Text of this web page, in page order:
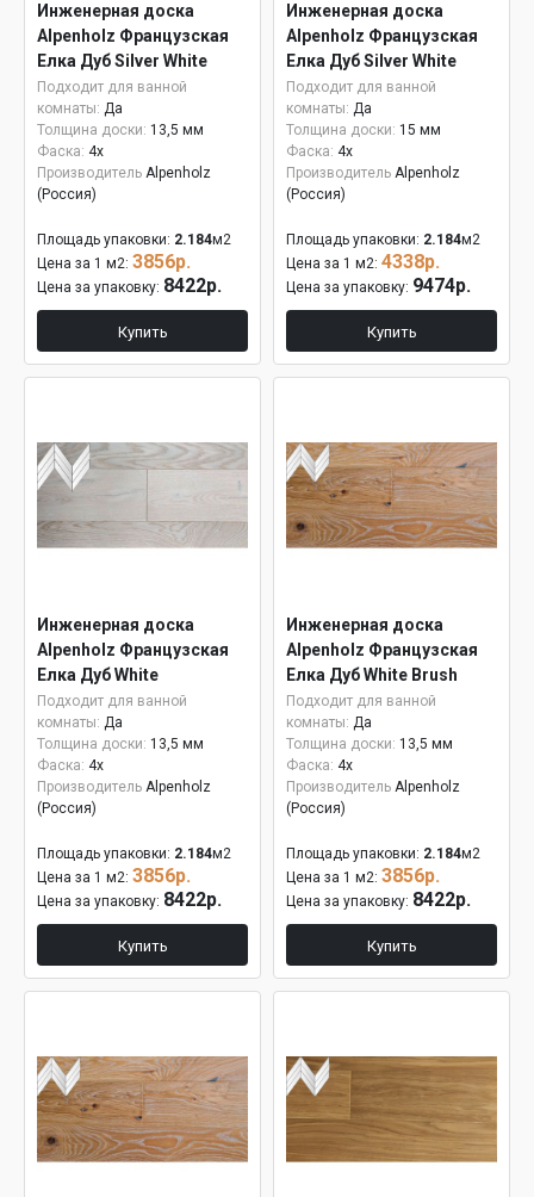
Инженерная доска
Alpenholz Французская
Елка Дуб Silver White
Подходит для ванной
комнаты: Да
Толщина доски: 13,5 мм
Фаска: 4x
Производитель Alpenholz
(Россия)
Площадь упаковки: 2.184м2
Цена за 1 м2: 3856р.
Цена за упаковку: 8422р.
Купить
Инженерная доска
Alpenholz Французская
Елка Дуб Silver White
15мм
Подходит для ванной
комнаты: Да
Толщина доски: 15 мм
Фаска: 4x
Производитель Alpenholz
(Россия)
Площадь упаковки: 2.184м2
Цена за 1 м2: 4338р.
Цена за упаковку: 9474р.
Купить
Инженерная доска
Alpenholz Французская
Елка Дуб White
Подходит для ванной
комнаты: Да
Толщина доски: 13,5 мм
Фаска: 4x
Производитель Alpenholz
(Россия)
Площадь упаковки: 2.184м2
Цена за 1 м2: 3856р.
Цена за упаковку: 8422р.
Купить
Инженерная доска
Alpenholz Французская
Елка Дуб White Brush
Подходит для ванной
комнаты: Да
Толщина доски: 13,5 мм
Фаска: 4x
Производитель Alpenholz
(Россия)
Площадь упаковки: 2.184м2
Цена за 1 м2: 3856р.
Цена за упаковку: 8422р.
Купить